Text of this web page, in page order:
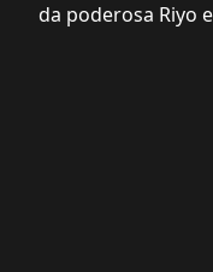
da poderosa Riyo